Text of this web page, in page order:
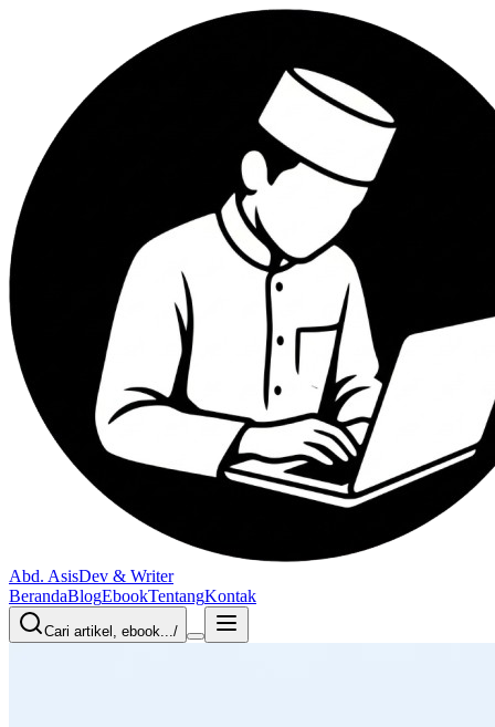
Abd. AsisDev & Writer
BerandaBlogEbookTentangKontak
Cari artikel, ebook.../